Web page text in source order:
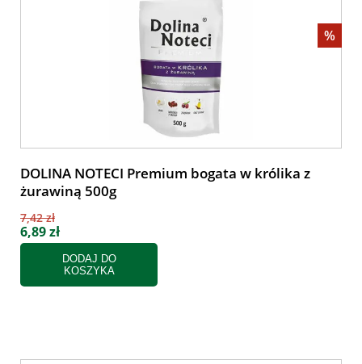
%
DOLINA NOTECI Premium bogata w królika z
żurawiną 500g
7,42 zł
6,89 zł
DODAJ DO
KOSZYKA